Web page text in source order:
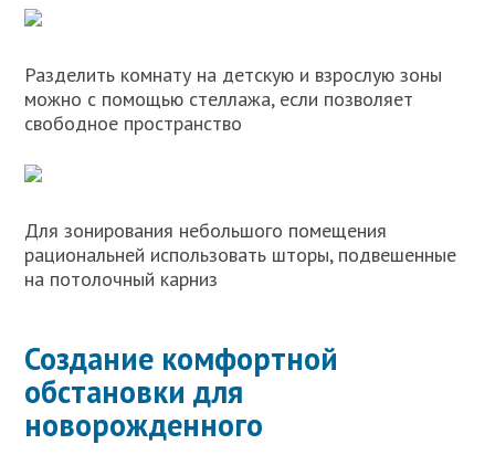
Разделить комнату на детскую и взрослую зоны
можно с помощью стеллажа, если позволяет
свободное пространство
Для зонирования небольшого помещения
рациональней использовать шторы, подвешенные
на потолочный карниз
Создание комфортной
обстановки для
новорожденного